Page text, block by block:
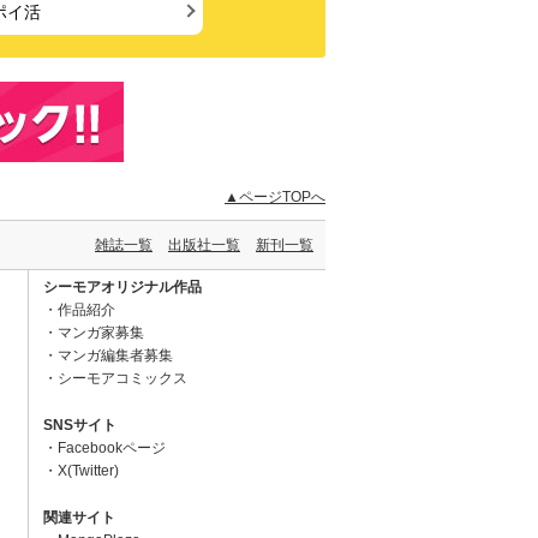
イ活
▲ページTOPへ
雑誌一覧 出版社一覧 新刊一覧
シーモアオリジナル作品
作品紹介
マンガ家募集
マンガ編集者募集
シーモアコミックス
SNSサイト
Facebookページ
X(Twitter)
関連サイト